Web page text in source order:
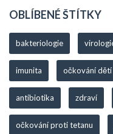
OBLÍBENÉ ŠTÍTKY
bakteriologie
imunita očkování dětí
antibiotika zdraví
očkování proti tetanu